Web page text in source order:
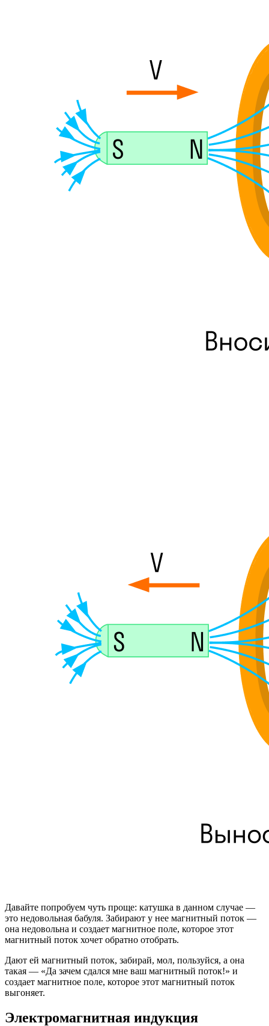
Давайте попробуем чуть проще: катушка в данном случае —
это недовольная бабуля. Забирают у нее магнитный поток —
она недовольна и создает магнитное поле, которое этот
магнитный поток хочет обратно отобрать.
Дают ей магнитный поток, забирай, мол, пользуйся, а она
такая — «Да зачем сдался мне ваш магнитный поток!» и
создает магнитное поле, которое этот магнитный поток
выгоняет.
Электромагнитная индукция